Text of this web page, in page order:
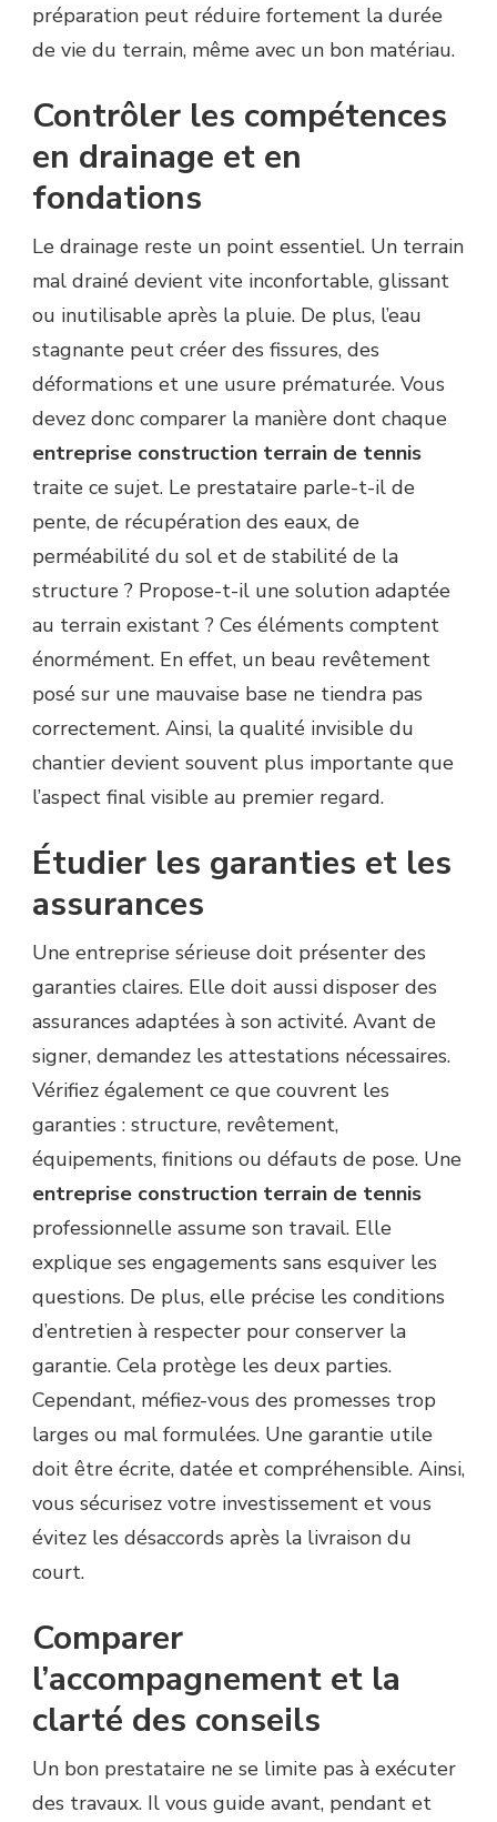
préparation peut réduire fortement la durée
de vie du terrain, même avec un bon matériau.
Contrôler les compétences
en drainage et en
fondations
Le drainage reste un point essentiel. Un terrain
mal drainé devient vite inconfortable, glissant
ou inutilisable après la pluie. De plus, l’eau
stagnante peut créer des fissures, des
déformations et une usure prématurée. Vous
devez donc comparer la manière dont chaque
entreprise construction terrain de tennis
traite ce sujet. Le prestataire parle-t-il de
pente, de récupération des eaux, de
perméabilité du sol et de stabilité de la
structure ? Propose-t-il une solution adaptée
au terrain existant ? Ces éléments comptent
énormément. En effet, un beau revêtement
posé sur une mauvaise base ne tiendra pas
correctement. Ainsi, la qualité invisible du
chantier devient souvent plus importante que
l’aspect final visible au premier regard.
Étudier les garanties et les
assurances
Une entreprise sérieuse doit présenter des
garanties claires. Elle doit aussi disposer des
assurances adaptées à son activité. Avant de
signer, demandez les attestations nécessaires.
Vérifiez également ce que couvrent les
garanties : structure, revêtement,
équipements, finitions ou défauts de pose. Une
entreprise construction terrain de tennis
professionnelle assume son travail. Elle
explique ses engagements sans esquiver les
questions. De plus, elle précise les conditions
d’entretien à respecter pour conserver la
garantie. Cela protège les deux parties.
Cependant, méfiez-vous des promesses trop
larges ou mal formulées. Une garantie utile
doit être écrite, datée et compréhensible. Ainsi,
vous sécurisez votre investissement et vous
évitez les désaccords après la livraison du
court.
Comparer
l’accompagnement et la
clarté des conseils
Un bon prestataire ne se limite pas à exécuter
des travaux. Il vous guide avant, pendant et